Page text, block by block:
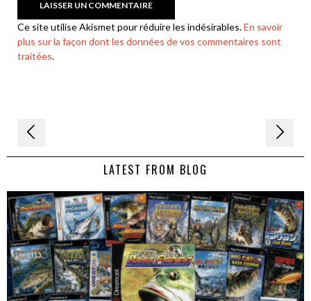
Ce site utilise Akismet pour réduire les indésirables.En savoir
plus sur la façon dont les données de vos commentaires sont
traitées.
Navigation
de LATEST FROM BLOG